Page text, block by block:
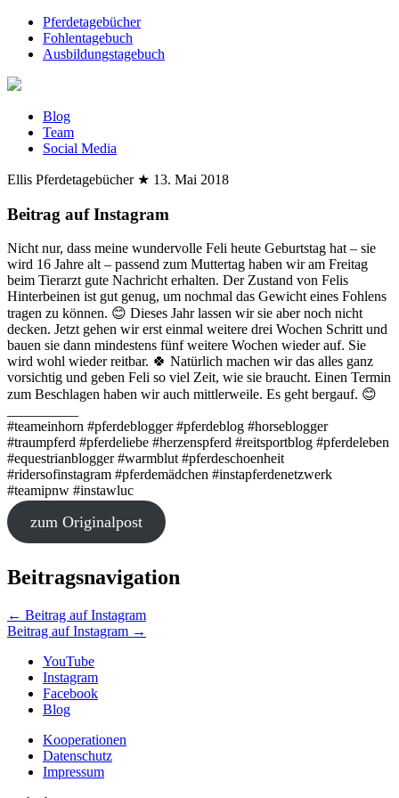
Pferdetagebücher
Fohlentagebuch
Ausbildungstagebuch
Blog
Team
Social Media
Ellis Pferdetagebücher ★ 13. Mai 2018
Beitrag auf Instagram
Nicht nur, dass meine wundervolle Feli heute Geburtstag hat – sie
wird 16 Jahre alt – passend zum Muttertag haben wir am Freitag
beim Tierarzt gute Nachricht erhalten. Der Zustand von Felis
Hinterbeinen ist gut genug, um nochmal das Gewicht eines Fohlens
tragen zu können. 😊 Dieses Jahr lassen wir sie aber noch nicht
decken. Jetzt gehen wir erst einmal weitere drei Wochen Schritt und
bauen sie dann mindestens fünf weitere Wochen wieder auf. Sie
wird wohl wieder reitbar. 🍀 Natürlich machen wir das alles ganz
vorsichtig und geben Feli so viel Zeit, wie sie braucht. Einen Termin
zum Beschlagen haben wir auch mittlerweile. Es geht bergauf. 😊
#teameinhorn #pferdeblogger #pferdeblog #horseblogger
#traumpferd #pferdeliebe #herzenspferd #reitsportblog #pferdeleben
#equestrianblogger #warmblut #pferdeschoenheit
#ridersofinstagram #pferdemädchen #instapferdenetzwerk
#teamipnw #instawluc
zum Originalpost
Beitragsnavigation
← Beitrag auf Instagram
Beitrag auf Instagram →
YouTube
Instagram
Facebook
Blog
Kooperationen
Datenschutz
Impressum